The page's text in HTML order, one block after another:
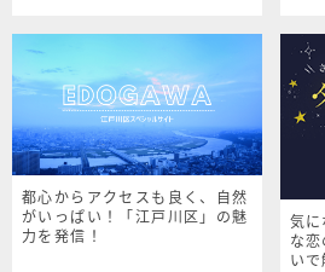
都心からアクセスも良く、自然
がいっぱい！「江戸川区」の魅
力を発信！
気
な
いで